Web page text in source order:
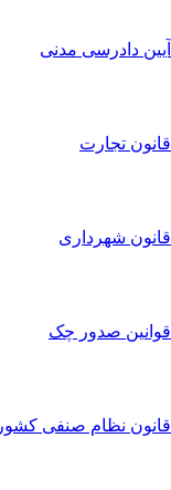
آیین دادرسی مدنی
قانون تجارت
قانون شهرداری
قوانین صدور چک
قانون نظام صنفی کشور